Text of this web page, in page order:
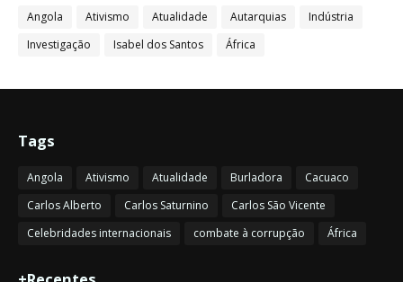
Angola Ativismo Atualidade Autarquias
Indústria
Investigação
Isabel dos Santos África
Tags
Angola Ativismo Atualidade Burladora
Cacuaco
Carlos Alberto
Carlos Saturnino
Carlos São Vicente
Celebridades internacionais
combate à corrupção África